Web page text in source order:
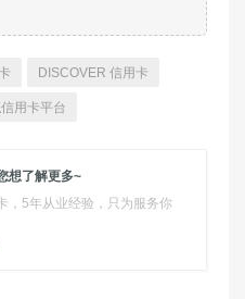
DISCOVER 信用卡
用卡平台
想了解更多~
，5年从业经验，只为服务你